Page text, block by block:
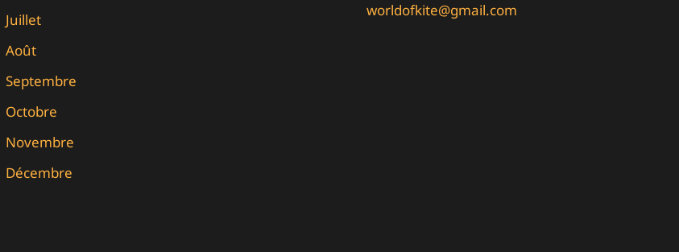
Juillet
Août
Septembre
Octobre
Novembre
Décembre
worldofkite@gmail.com